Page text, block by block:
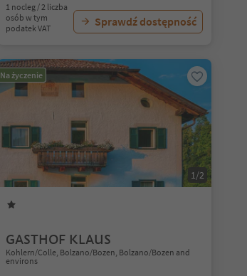
1 nocleg / 2 liczba
osób w tym
podatek VAT
Sprawdź dostępność
Na życzenie
1/2
GASTHOF KLAUS
Kohlern/Colle, Bolzano/Bozen, Bolzano/Bozen and
environs